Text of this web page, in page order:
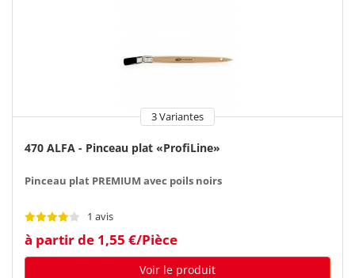
3 Variantes
470 ALFA - Pinceau plat «ProfiLine»
Pinceau plat PREMIUM avec poils noirs
1 avis
à partir de 1,55 €/Pièce
Voir le produit